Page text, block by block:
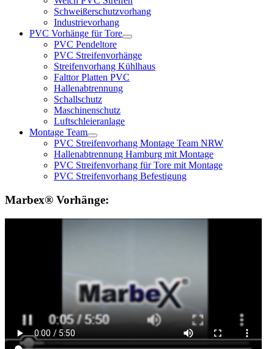
Schweißerschutzvorhang
Industrievorhang
PVC Vorhänge für Tore
PVC Pendeltore
PVC Streifenvorhänge
Streifenvorhang Kühlhaus
Falttor Platten PVC
Hallenabtrennung
Schallschutz
Maschinenschutz
Luftschleieranlage
Montage Team
PVC Streifenvorhang Montage Team NRW
Hallenabtrennung Hamburg mit Montage
PVC Streifenvorhang für Tore mit Montage
PVC Streifenvorhang Befestigung
Marbex® Vorhänge: